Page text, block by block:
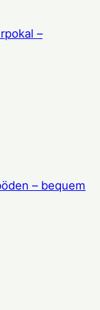
–
– bequem